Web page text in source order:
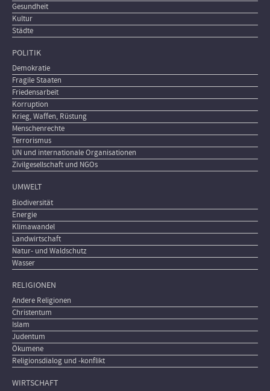
Gesundheit
Kultur
Städte
POLITIK
Demokratie
Fragile Staaten
Friedensarbeit
Korruption
Krieg, Waffen, Rüstung
Menschenrechte
Terrorismus
UN und internationale Organisationen
Zivilgesellschaft und NGOs
UMWELT
Biodiversität
Energie
Klimawandel
Landwirtschaft
Natur- und Waldschutz
Wasser
RELIGIONEN
Andere Religionen
Christentum
Islam
Judentum
Ökumene
Religionsdialog und -konflikt
WIRTSCHAFT